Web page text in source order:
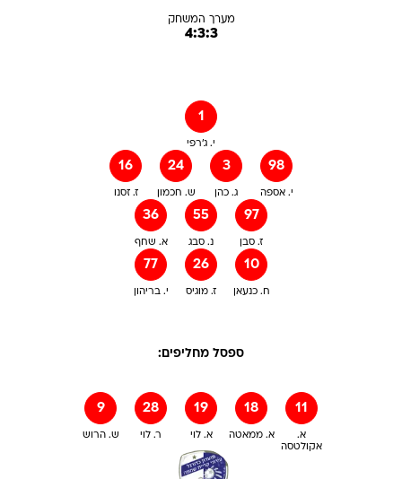
מערך המשחק
4:3:3
1
י. ג'רפי
16
ז. זסנו
24
ש. חכמון
3
ג. כהן
98
י. אספה
36
א. שחף
55
נ. סבג
97
ז. סבן
77
י. בריהון
26
ז. מוגיס
10
ח. כנעאן
ספסל מחליפים:
9
ש. הרוש
28
ר. לוי
19
א. לוי
18
א. ממאטה
11
א.
אקולטסה